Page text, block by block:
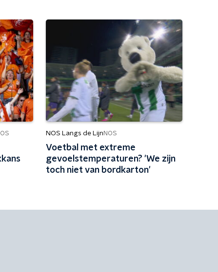
NOS Langs de Lijn NOS
Voetbal met extreme
gevoelstemperaturen? 'We zijn
toch niet van bordkarton'